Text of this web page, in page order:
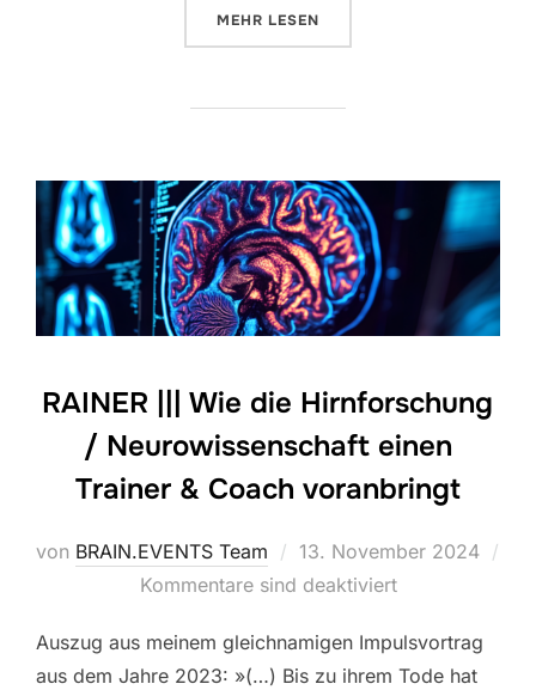
MEHR ÜBER „VERA ||| GEGEN DEN
LESEN
RAINER ||| Wie die Hirnforschung
/ Neurowissenschaft einen
Trainer & Coach voranbringt
von BRAIN.EVENTS Team
Veröffentlicht
am
13. November 2024
Kommentare sind deaktiviert
Auszug aus meinem gleichnamigen Impulsvortrag
aus dem Jahre 2023: »(…) Bis zu ihrem Tode hat